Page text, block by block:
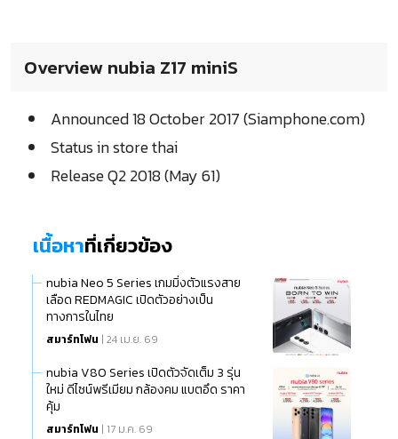
Overview nubia Z17 miniS
Announced 18 October 2017 (Siamphone.com)
Status in store thai
Release Q2 2018 (May 61)
เนื้อหาที่เกี่ยวข้อง
nubia Neo 5 Series เกมมิ่งตัวแรงสาย
เลือด REDMAGIC เปิดตัวอย่างเป็น
ทางการในไทย
สมาร์ทโฟน | 24 เม.ย. 69
nubia V80 Series เปิดตัวจัดเต็ม 3 รุ่น
ใหม่ ดีไซน์พรีเมียม กล้องคม แบตอึด ราคา
คุ้ม
สมาร์ทโฟน | 17 ม.ค. 69